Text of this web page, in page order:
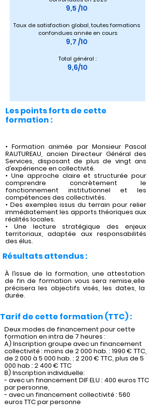
9,5 /10
Taux de satisfaction global, toutes formations
confondues année en cours
9,7 /10
Total général :
9,6/10
Les points forts de cette
formation :
• Formation animée par Monsieur Pascal
RAUTUREAU, ancien Directeur Général des
Services, disposant de plus de vingt ans
d’expérience en collectivité.
• Une approche claire et structurée pour
comprendre concrètement le
fonctionnement institutionnel et les
compétences des collectivités.
• Des exemples issus du terrain pour relier
immédiatement les apports théoriques aux
réalités locales.
• Une lecture stratégique des enjeux
territoriaux, adaptée aux responsabilités
des élus.
Résultats attendus :
À l’issue de la formation, une attestation
de fin de formation vous sera remise,elle
précisera les objectifs visés, les dates, la
durée.
Tarif de cette formation (TTC) :
Deux modes de financement pour cette
formation en intra de 7 heures :
A) Inscription groupe avec un financement
collectivité : moins de 2 000 hab. : 1990 € TTC,
de 2 000 à 5 000 hab. : 2 200 € TTC, plus de 5
000 hab : 2 400 € TTC
B) Inscription individuelle:
- avec un financement DIF ELU : 400 euros TTC
par personne,
- avec un financement collectivité : 560
euros TTC par personne